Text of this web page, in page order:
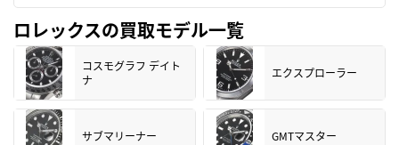
ロレックスの買取モデル一覧
コスモグラフ デイト
ナ
エクスプローラー
サブマリーナー GMTマスター